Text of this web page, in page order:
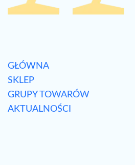
GŁÓWNA
SKLEP
GRUPY TOWARÓW
AKTUALNOŚCI